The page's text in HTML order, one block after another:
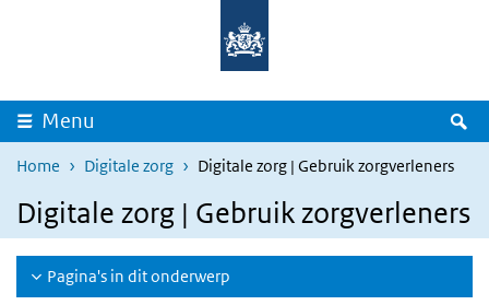
Overslaan en naar de inhoud gaan
Menu
Home Digitale zorg Digitale zorg | Gebruik zorgverleners
Digitale zorg | Gebruik zorgverleners
Pagina's in dit onderwerp